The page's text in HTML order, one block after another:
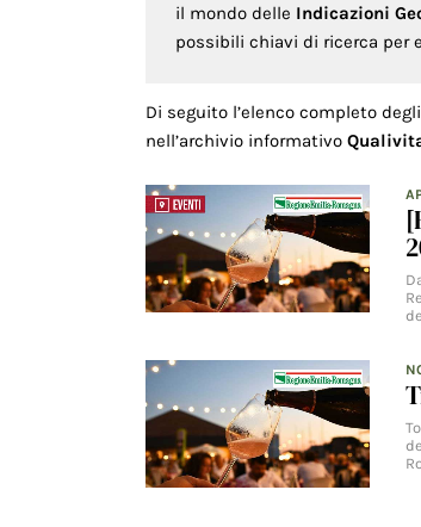
il mondo delle Indicazioni
possibili chiavi di ricerca per
Di seguito l’elenco completo
nell’archivio informativo